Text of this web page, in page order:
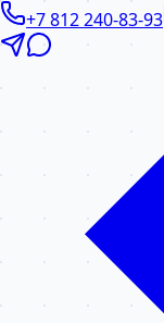
+7 812 240-83-93